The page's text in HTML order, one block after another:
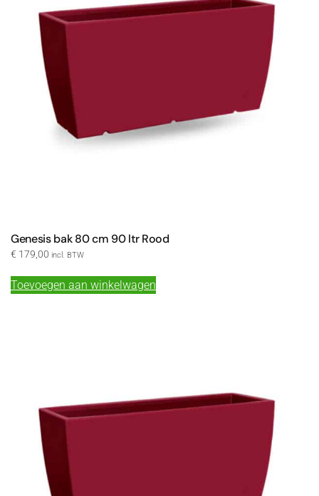
Genesis bak 80 cm 90 ltr Rood
€ 179,00 incl. BTW
Toevoegen aan winkelwagen